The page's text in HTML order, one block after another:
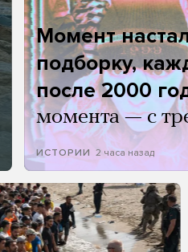
Момент
подборку,
после 2000
момента — с
ИСТОРИИ 2 часа назад